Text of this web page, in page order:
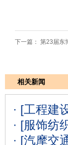
下一篇： 第23届东
相关新闻
· [工程建
· [服饰纺
· [汽摩交